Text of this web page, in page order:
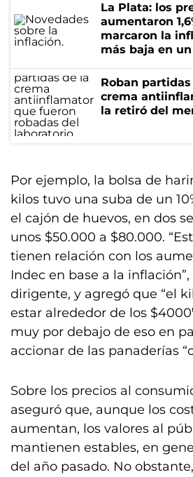
La Plata: los
aumentaron
marcaron la
más baja en
Roban
crema
la retiró del
Por ejemplo, la bolsa de
kilos tuvo una suba de un
el cajón de huevos, en dos
unos $50.000 a $80.000.
tienen relación con los
Indec en base a la inflación”,
dirigente, y agregó que “el
estar alrededor de los $4000
muy por debajo de eso en
accionar de las panaderías
Sobre los precios al
aseguró que, aunque los
aumentan, los valores al
mantienen estables, en
del año pasado. No